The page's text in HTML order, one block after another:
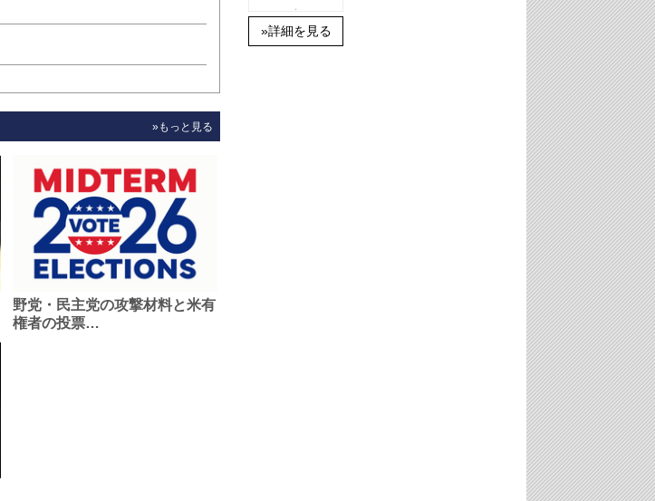
»もっと見る
野党・民主党の攻撃材料と米有
権者の投票…
»詳細を見る